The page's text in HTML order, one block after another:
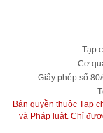
Tạp
Cơ
Giấy phép số
Bản quyền thuộc Tạp
và Pháp luật. Chỉ